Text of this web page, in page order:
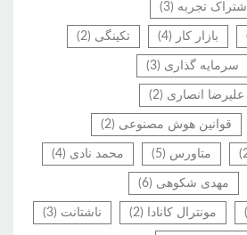
اشتراک تجربه (3)
بازار کار (4) تکینگی (2)
سرمایه گذاری (3)
علیرضا انصاری (2)
قوانین هوش مصنوعی (2)
متاورس (5) محمد نادی (4)
مهدی شکوهی (6)
مونترال کانادا (2) ناشتانت (3)